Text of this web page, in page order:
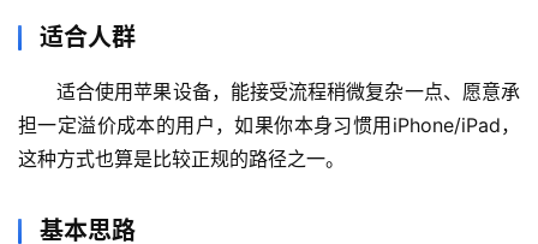
适合人群
适合使用苹果设备，能接受流程稍微复杂一点、愿意承
担一定溢价成本的用户，如果你本身习惯用iPhone/iPad，
这种方式也算是比较正规的路径之一。
基本思路